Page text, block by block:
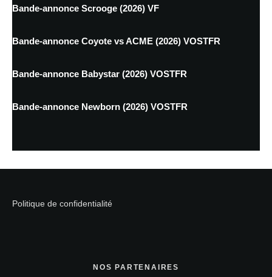
Bande-annonce Scrooge (2026) VF
Bande-annonce Coyote vs ACME (2026) VOSTFR
Bande-annonce Babystar (2026) VOSTFR
Bande-annonce Newborn (2026) VOSTFR
Politique de confidentialité
NOS PARTENAIRES